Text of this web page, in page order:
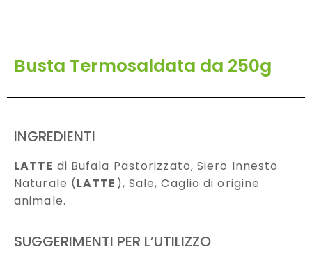
Busta Termosaldata da 250g
INGREDIENTI
LATTE di Bufala Pastorizzato, Siero Innesto
Naturale (LATTE ), Sale, Caglio di origine
animale.
SUGGERIMENTI PER L’UTILIZZO